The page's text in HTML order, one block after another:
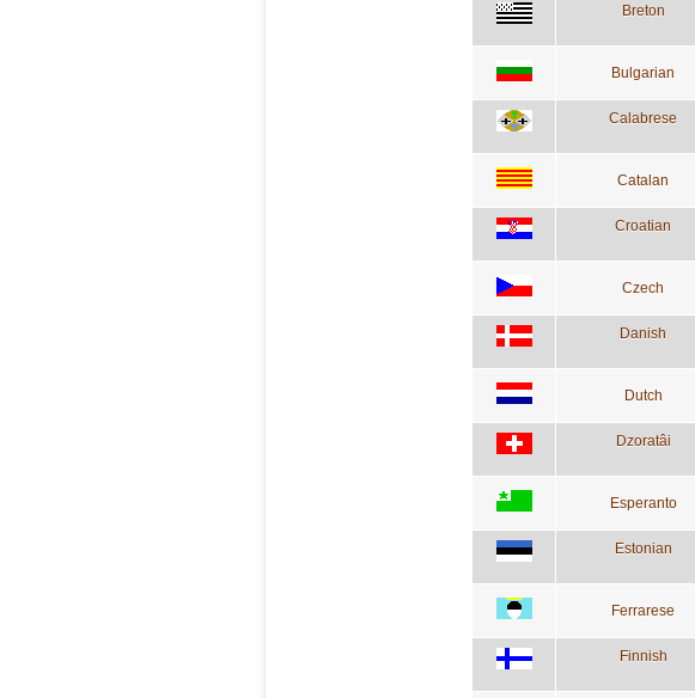
Breton
Bulgarian
Calabrese
Catalan
Croatian
Czech
Danish
Dutch
Dzoratâi
Esperanto
Estonian
Ferrarese
Finnish